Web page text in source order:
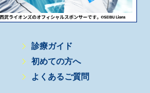
診療ガイド
初めての方へ
よくあるご質問